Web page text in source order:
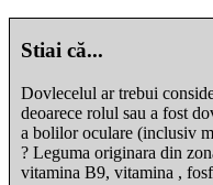
Stiai că...
Dovlecelul ar trebui
deoarece rolul sau a fost
a bolilor oculare (inclusiv
? Leguma originara din
vitamina B9, vitamina ,